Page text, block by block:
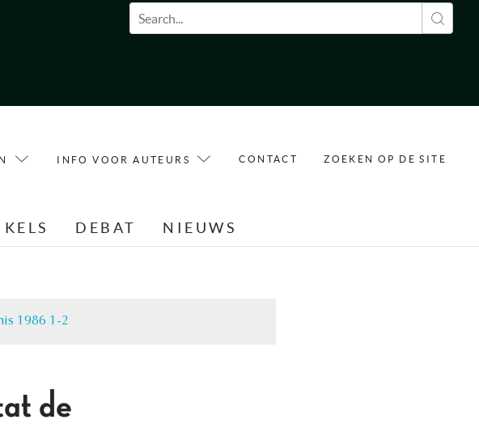
Zoekveld
INFO VOOR AUTEURS CONTACT ZOEKEN OP DE SITE
DEBAT NIEUWS
1986 1-2
de